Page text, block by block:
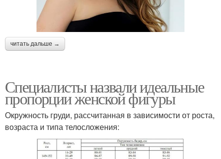
читать дальше →
Специалисты назвали идеальные
пропорции женской фигуры
Окружность груди, рассчитанная в зависимости от роста,
возраста и типа телосложения: